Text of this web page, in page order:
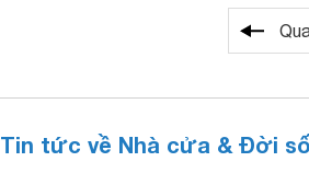
Tin tức về Nhà cửa & Đời